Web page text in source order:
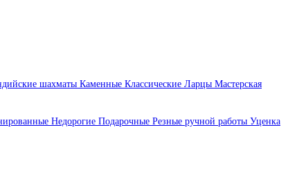
шахматы Каменные Классические Ларцы Мастерская
Недорогие Подарочные Резные ручной работы Уценка